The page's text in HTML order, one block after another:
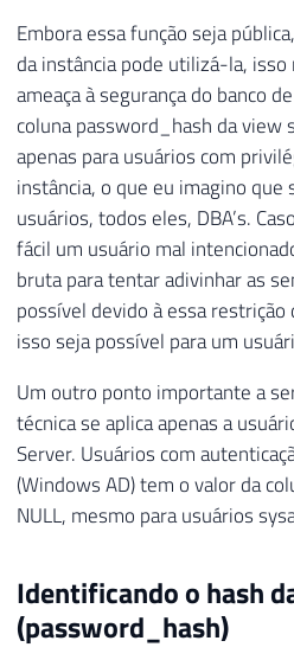
Embora essa função seja
da instância pode utilizá-la,
ameaça à segurança do banco
coluna password_hash da view
apenas para usuários com
instância, o que eu imagino
usuários, todos eles, DBA’s.
fácil um usuário mal
bruta para tentar adivinhar as
possível devido à essa
isso seja possível para um
Um outro ponto importante a
técnica se aplica apenas a
Server. Usuários com
(Windows AD) tem o valor da
NULL, mesmo para usuários
Identificando o hash
(password_hash)